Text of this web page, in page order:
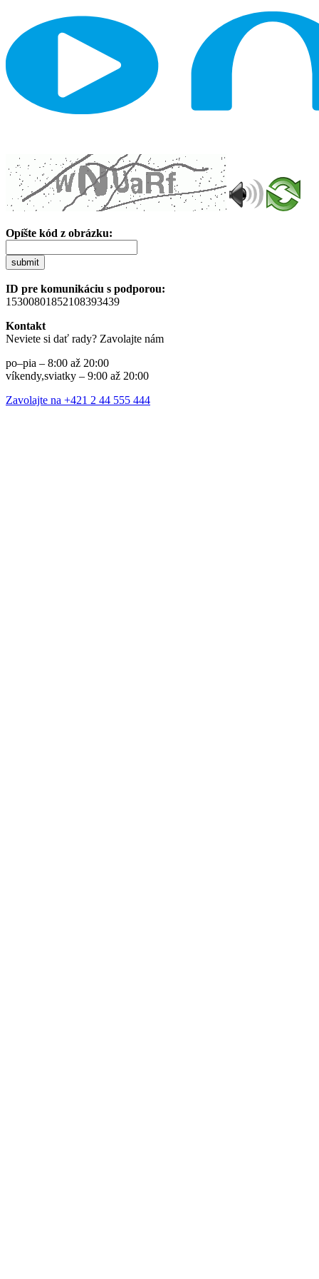
Opíšte kód z obrázku:
submit
ID pre komunikáciu s podporou:
15300801852108393439
Kontakt
Neviete si dať rady? Zavolajte nám
po–pia – 8:00 až 20:00
víkendy,sviatky – 9:00 až 20:00
Zavolajte na +421 2 44 555 444